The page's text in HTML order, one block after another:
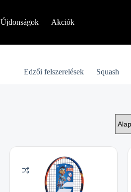
Újdonságok Akciók
Edzői felszerelések Squash